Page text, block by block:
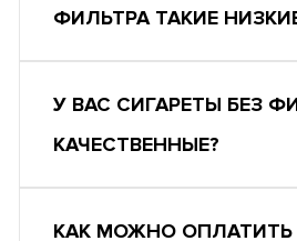
ФИЛЬТРА ТАКИЕ
У ВАС СИГАРЕТЫ БЕЗ
КАЧЕСТВЕННЫЕ?
КАК МОЖНО ОПЛАТИТЬ